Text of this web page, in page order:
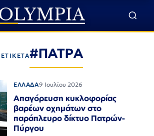
ΕΤΙΚΕΤΑ#ΠΑΤΡΑ
ΕΛΛΑΔΑ9 Ιουλίου 2026
Απαγόρευση κυκλοφορίας
βαρέων οχημάτων στο
παράπλευρο δίκτυο Πατρών-
Πύργου